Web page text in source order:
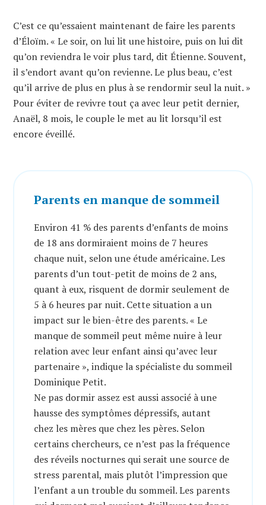
C’est ce qu’essaient maintenant de faire les parents
d’Éloïm. « Le soir, on lui lit une histoire, puis on lui dit
qu’on reviendra le voir plus tard, dit Étienne. Souvent,
il s’endort avant qu’on revienne. Le plus beau, c’est
qu’il arrive de plus en plus à se rendormir seul la nuit. »
Pour éviter de revivre tout ça avec leur petit dernier,
Anaël, 8 mois, le couple le met au lit lorsqu’il est
encore éveillé.
Parents en manque de sommeil
Environ 41 % des parents d’enfants de moins
de 18 ans dormiraient moins de 7 heures
chaque nuit, selon une étude américaine. Les
parents d’un tout-petit de moins de 2 ans,
quant à eux, risquent de dormir seulement de
5 à 6 heures par nuit. Cette situation a un
impact sur le bien-être des parents. « Le
manque de sommeil peut même nuire à leur
relation avec leur enfant ainsi qu’avec leur
partenaire », indique la spécialiste du sommeil
Dominique Petit.
Ne pas dormir assez est aussi associé à une
hausse des symptômes dépressifs, autant
chez les mères que chez les pères. Selon
certains chercheurs, ce n’est pas la fréquence
des réveils nocturnes qui serait une source de
stress parental, mais plutôt l’impression que
l’enfant a un trouble du sommeil. Les parents